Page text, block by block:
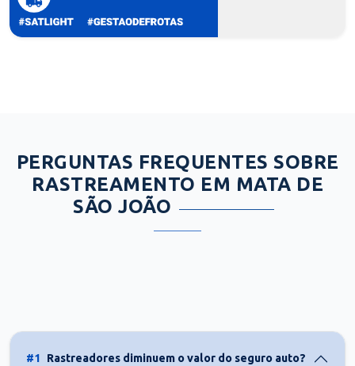
PERGUNTAS FREQUENTES SOBRE
RASTREAMENTO EM MATA DE
SÃO JOÃO
#1 Rastreadores diminuem o valor do seguro auto?